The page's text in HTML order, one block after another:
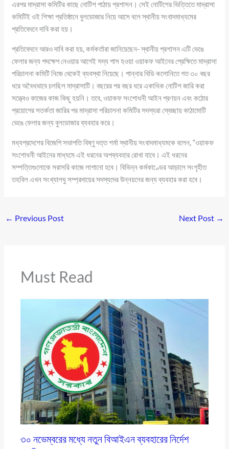
এরপর মাদ্রাসা কমিটির কাছে নোটিশ পাঠায় প্রশাসন। সেই নোটিশের ভিত্তিতে মাদ্রাসা
কমিটিই ওই শিক্ষা প্রতিষ্ঠানে বুলডোজার নিয়ে আসে বলে স্থানীয় সংবাদমাধ্যমের
প্রতিবেদনে দাবি করা হয়।
প্রতিবেদনে আরও দাবি করা হয়, কর্মকর্তারা জানিয়েছেন- স্থানীয় প্রশাসন এটি ভেঙে
ফেলার জন্য পদক্ষেপ নেওয়ার আগেই সদ্য পাস হওয়া ওয়াকফ আইনের প্রেক্ষিতে মাদ্রাসা
পরিচালনা কমিটি নিজে থেকেই ব্যবস্থা নিয়েছে। পান্নার বিডি কলোনিতে গত ৩০ বছর
ধরে অবৈধভাবে চলছিল মাদ্রাসাটি। বছরের পর বছর ধরে একাধিক নোটিশ জারি করা
সত্ত্বেও কাজের কাজ কিছু হয়নি। তবে, ওয়াকফ সংশোধনী আইন প্রণয়ন এবং কঠোর
প্রয়োগের সতর্কতা জারির পর মাদ্রাসা পরিচালনা কমিটির সদস্যরা স্বেচ্ছায় কাঠামোটি
ভেঙে ফেলার জন্য বুলডোজার ব্যবহার করে।
মধ্যপ্রদেশের বিজেপি সভাপতি বিষ্ণু দত্ত শর্মা স্থানীয় সংবাদমাধ্যমকে বলেন, “ওয়াকফ
সংশোধনী আইনের মাধ্যমে এই ধরনের অপব্যবহার রোখা যাবে। এই ধরনের
সম্পত্তিগুলোকে সরাসরি কাজে লাগানো হবে। বিভিন্ন কর্মকাণ্ডের আড়ালে সংগৃহীত
তহবিল এখন সংখ্যালঘু সম্প্রদায়ের সদস্যদের উন্নয়নের জন্য ব্যবহার করা হবে।
← Previous Post Next Post →
Must Read
৩০ নভেম্বরের মধ্যে নতুন বিআইএন ব্যবহারের নির্দেশ